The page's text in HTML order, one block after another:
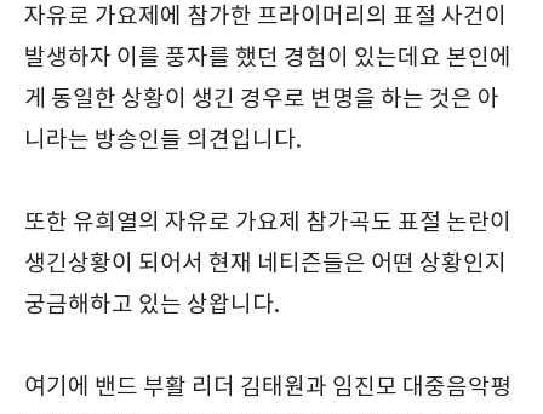
자유로 가요제에 참가한 프라이머리의 표절 사건이
발생하자 이를 풍자를 했던 경험이 있는데요 본인에
게 동일한 상황이 생긴 경우로 변명을 하는 것은 아
니라는 방송인들 의견입니다.
또한 유희열의 자유로 가요제 참가곡도 표절 논란이
생긴상황이 되어서 현재 네티즌들은 어떤 상황인지
궁금해하고 있는 상왑니다.
여기에 밴드 부활 리더 김태원과 임진모 대중음악평